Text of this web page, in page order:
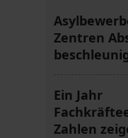
Zentren
Ein Jahr
Zahlen